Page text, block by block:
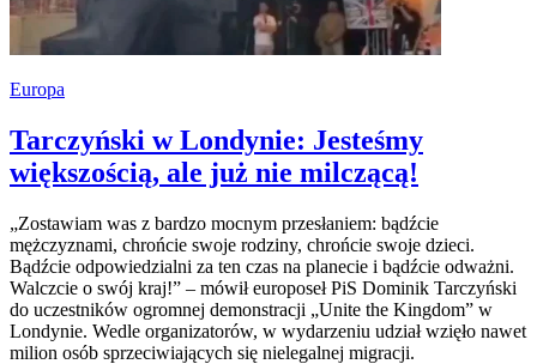
Europa
Tarczyński w Londynie: Jesteśmy
większością, ale już nie milczącą!
„Zostawiam was z bardzo mocnym przesłaniem: bądźcie
mężczyznami, chrońcie swoje rodziny, chrońcie swoje dzieci.
Bądźcie odpowiedzialni za ten czas na planecie i bądźcie odważni.
Walczcie o swój kraj!” – mówił europoseł PiS Dominik Tarczyński
do uczestników ogromnej demonstracji „Unite the Kingdom” w
Londynie. Wedle organizatorów, w wydarzeniu udział wzięło nawet
milion osób sprzeciwiających się nielegalnej migracji.